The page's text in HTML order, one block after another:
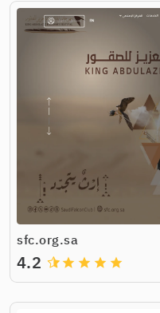
sfc.org.sa
grade
grade
grade
grade
4.2